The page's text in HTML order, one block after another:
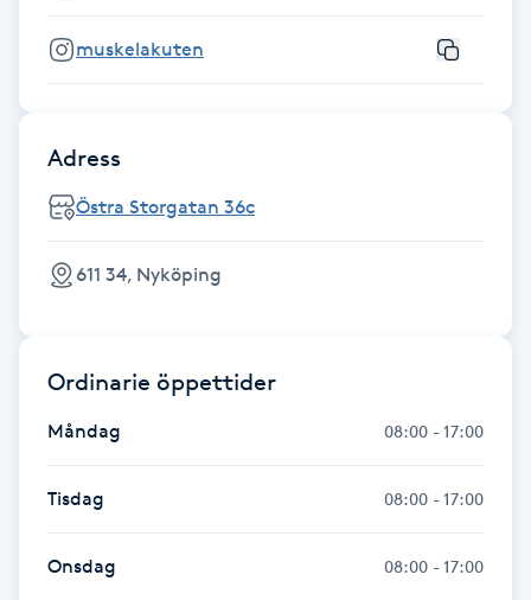
Frisör
Funktionsanalys
Gel naglar
muskelakuten
Adress
Östra Storgatan 36c
611 34, Nyköping
Ordinarie öppettider
Måndag 08:00 - 17:00
Tisdag 08:00 - 17:00
Onsdag 08:00 - 17:00